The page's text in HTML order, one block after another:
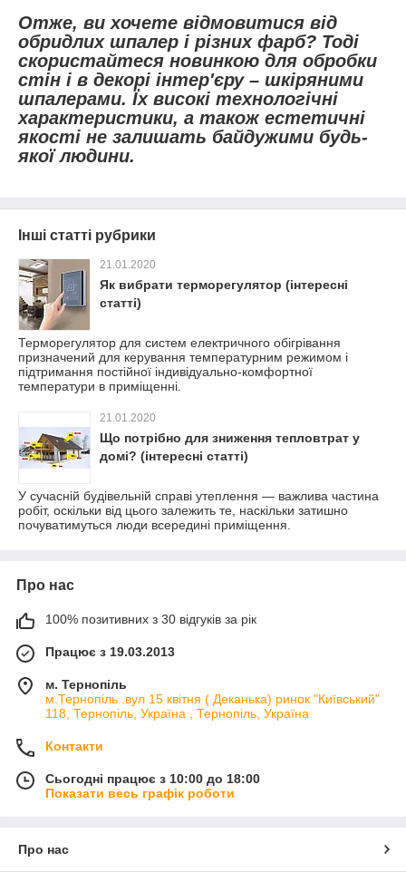
Отже, ви хочете відмовитися від
обридлих шпалер і різних фарб? Тоді
скористайтеся новинкою для обробки
стін і в декорі інтер'єру – шкіряними
шпалерами. Їх високі технологічні
характеристики, а також естетичні
якості не залишать байдужими будь-
якої людини.
Інші статті рубрики
21.01.2020
Як вибрати терморегулятор (інтересні
статті)
Терморегулятор для систем електричного обігрівання
призначений для керування температурним режимом і
підтримання постійної індивідуально-комфортної
температури в приміщенні.
21.01.2020
Що потрібно для зниження тепловтрат у
домі? (інтересні статті)
У сучасній будівельній справі утеплення — важлива частина
робіт, оскільки від цього залежить те, наскільки затишно
почуватимуться люди всередині приміщення.
Про нас
100% позитивних з 30 відгуків за рік
Працює з 19.03.2013
м. Тернопіль
м.Тернопіль .вул 15 квітня ( Деканька) ринок "Київський"
118, Тернопіль, Україна , Тернопіль, Україна
Контакти
Сьогодні працює з 10:00 до 18:00
Показати весь графік роботи
Про нас